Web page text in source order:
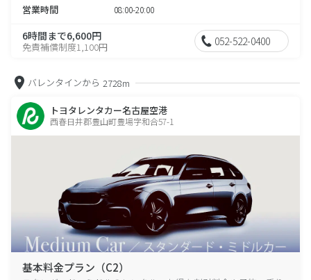
営業時間 08:00-20:00
6時間まで6,600円
免責補償制度1,100円 052-522-0400
バレンタインから 2728m
トヨタレンタカー名古屋空港
西春日井郡豊山町豊場字和合57-1
基本料金プラン（C2）